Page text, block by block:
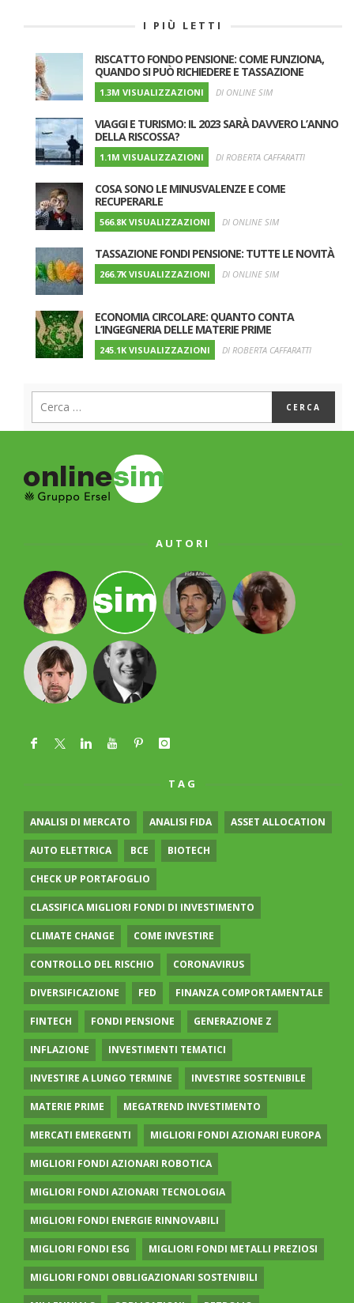
I PIÙ LETTI
RISCATTO FONDO PENSIONE: COME FUNZIONA,
QUANDO SI PUÒ RICHIEDERE E TASSAZIONE
1.3M VISUALIZZAZIONI DI ONLINE SIM
VIAGGI E TURISMO: IL 2023 SARÀ DAVVERO L’ANNO
DELLA RISCOSSA?
1.1M VISUALIZZAZIONI DI ROBERTA CAFFARATTI
COSA SONO LE MINUSVALENZE E COME
RECUPERARLE
566.8K VISUALIZZAZIONI DI ONLINE SIM
TASSAZIONE FONDI PENSIONE: TUTTE LE NOVITÀ
266.7K VISUALIZZAZIONI DI ONLINE SIM
ECONOMIA CIRCOLARE: QUANTO CONTA
L’INGEGNERIA DELLE MATERIE PRIME
245.1K VISUALIZZAZIONI DI ROBERTA CAFFARATTI
AUTORI
TAG
ANALISI DI MERCATO ANALISI FIDA ASSET ALLOCATION
AUTO ELETTRICA BCE BIOTECH
CHECK UP PORTAFOGLIO
CLASSIFICA MIGLIORI FONDI DI INVESTIMENTO
CLIMATE CHANGE COME INVESTIRE
CONTROLLO DEL RISCHIO CORONAVIRUS
DIVERSIFICAZIONE FED FINANZA COMPORTAMENTALE
FINTECH FONDI PENSIONE GENERAZIONE Z
INFLAZIONE INVESTIMENTI TEMATICI
INVESTIRE A LUNGO TERMINE INVESTIRE SOSTENIBILE
MATERIE PRIME MEGATREND INVESTIMENTO
MERCATI EMERGENTI MIGLIORI FONDI AZIONARI EUROPA
MIGLIORI FONDI AZIONARI ROBOTICA
MIGLIORI FONDI AZIONARI TECNOLOGIA
MIGLIORI FONDI ENERGIE RINNOVABILI
MIGLIORI FONDI ESG MIGLIORI FONDI METALLI PREZIOSI
MIGLIORI FONDI OBBLIGAZIONARI SOSTENIBILI